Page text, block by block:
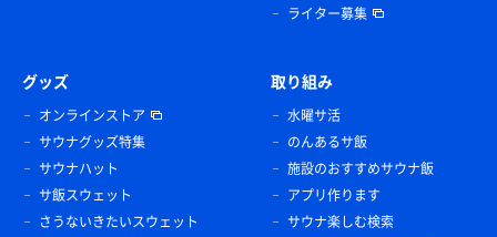
ライター募集
グッズ
オンラインストア
サウナグッズ特集
サウナハット
サ飯スウェット
さうないきたいスウェット
取り組み
水曜サ活
のんあるサ飯
施設のおすすめサウナ飯
アプリ作ります
サウナ楽しむ検索